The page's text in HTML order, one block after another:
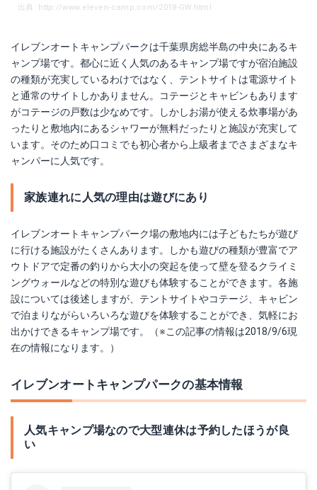
出典: http://www.eleven-camp.com/2018-GW.html
イレブンオートキャンプパークは千葉県房総半島の中央にあるキ
ャンプ場です。都心に近く人気のあるキャンプ場ですが宿泊施設
の種類が充実しているわけではなく、テントサイトは電源サイト
と通常のサイトしかありません。コテージとキャビンもあります
がコテージの戸数は少なめです。しかしお湯が使える炊事場があ
ったりと敷地内にあるシャワーが無料だったりと施設が充実して
います。そのため口コミでも初心者から上級者までさまざまなキ
ャンパーに人気です。
家族連れに人気の理由は遊びにあり
イレブンオートキャンプパーク場の敷地内には子どもたちが遊び
に行ける施設がたくさんあります。しかも遊びの種類が豊富でア
ウトドアで定番の釣りから大小の突起を使って壁を登るクライミ
ングウォールなどの特別な遊びも体験することができます。各施
設については後述しますが、テントサイトやコテージ、キャビン
で泊まりながらいろいろな遊びを体験することができ、気軽にお
出かけできるキャンプ場です。（※この記事の情報は2018/9/6現
在の情報になります。）
イレブンオートキャンプパークの基本情報
人気キャンプ場なので大型連休は予約したほうが良
い